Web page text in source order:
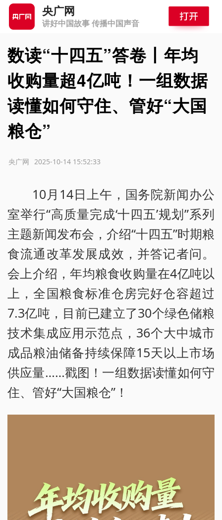
央广网
讲好中国故事 传播中国声音
数读“十四五”答卷丨年均
收购量超4亿吨！一组数据
读懂如何守住、管好“大国
粮仓”
2025-10-14 15:52:33
央广网
10月14日上午，国务院新闻办公
室举行“高质量完成‘十四五’规划”系列
主题新闻发布会，介绍“十四五”时期粮
食流通改革发展成效，并答记者问。
会上介绍，年均粮食收购量在4亿吨以
上，全国粮食标准仓房完好仓容超过
7.3亿吨，目前已建立了30个绿色储粮
技术集成应用示范点，36个大中城市
成品粮油储备持续保障15天以上市场
供应量……戳图！一组数据读懂如何守
住、管好“大国粮仓”！